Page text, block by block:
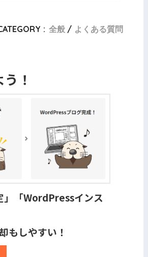
: 全般 よくある質問
！
」「WordPressインス
もしやすい！